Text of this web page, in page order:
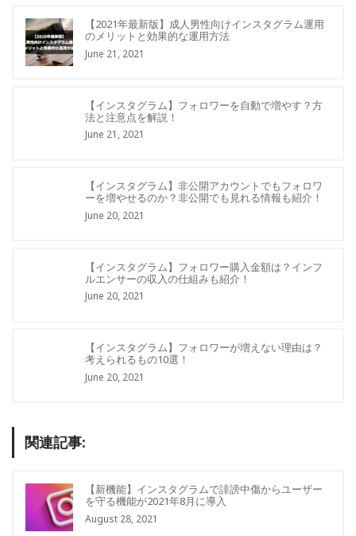
【2021年最新版】成人男性向けインスタグラム運用
のメリットと効果的な運用方法
June 21, 2021
【インスタグラム】フォロワーを自動で増やす？方
法と注意点を解説！
June 21, 2021
【インスタグラム】非公開アカウントでもフォロワ
ーを増やせるのか？非公開でも見れる情報も紹介！
June 20, 2021
【インスタグラム】フォロワー購入金額は？インフ
ルエンサーの収入の仕組みも紹介！
June 20, 2021
【インスタグラム】フォロワーが増えない理由は？
考えられるもの10選！
June 20, 2021
関連記事:
【新機能】インスタグラムで誹謗中傷からユーザー
を守る機能が2021年8月に導入
August 28, 2021